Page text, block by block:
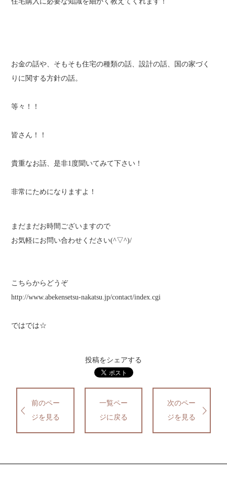
お金の話や、そもそも住宅の種類の話、設計の話、国の家づく
りに関する方針の話。
等々！！
皆さん！！
貴重なお話、是非1度聞いてみて下さい！
非常にためになりますよ！
まだまだお時間ございますので
お気軽にお問い合わせください(^▽^)/
こちらからどうぞ
http://www.abekensetsu-nakatsu.jp/contact/index.cgi
ではでは☆
投稿をシェアする
前のペー
ジを見る
一覧ペー
ジに戻る
次のペー
ジを見る